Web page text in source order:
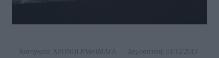
Κατηγορία: ΧΡΟΝΟΓΡΑΦΗΜΑΤΑ
Δημοσίευση: 01/12/2013